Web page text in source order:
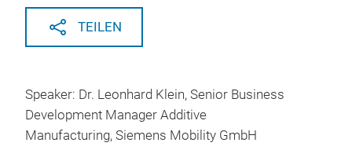
TEILEN
Speaker: Dr. Leonhard Klein, Senior Business
Development Manager Additive
Manufacturing, Siemens Mobility GmbH